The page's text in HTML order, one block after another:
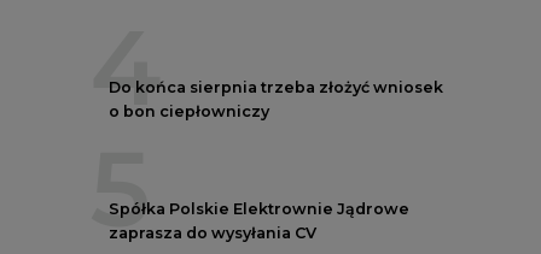
4
Do końca sierpnia trzeba złożyć wniosek
o bon ciepłowniczy
5
Spółka Polskie Elektrownie Jądrowe
zaprasza do wysyłania CV